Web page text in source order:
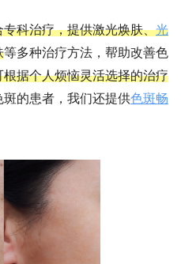
专科治疗，提供激光焕肤、光
等多种治疗方法，帮助改善色
据个人烦恼灵活选择的治疗
的患者，我们还提供色斑畅